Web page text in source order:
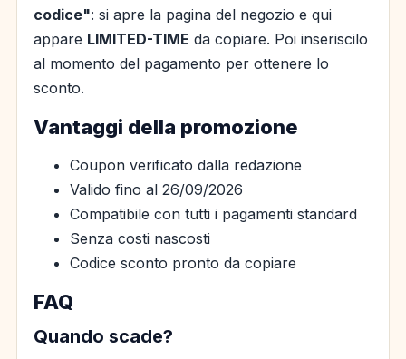
codice": si apre la pagina del negozio e qui
appare LIMITED-TIME da copiare. Poi inseriscilo
al momento del pagamento per ottenere lo
sconto.
Vantaggi della promozione
Coupon verificato dalla redazione
Valido fino al 26/09/2026
Compatibile con tutti i pagamenti standard
Senza costi nascosti
Codice sconto pronto da copiare
FAQ
Quando scade?